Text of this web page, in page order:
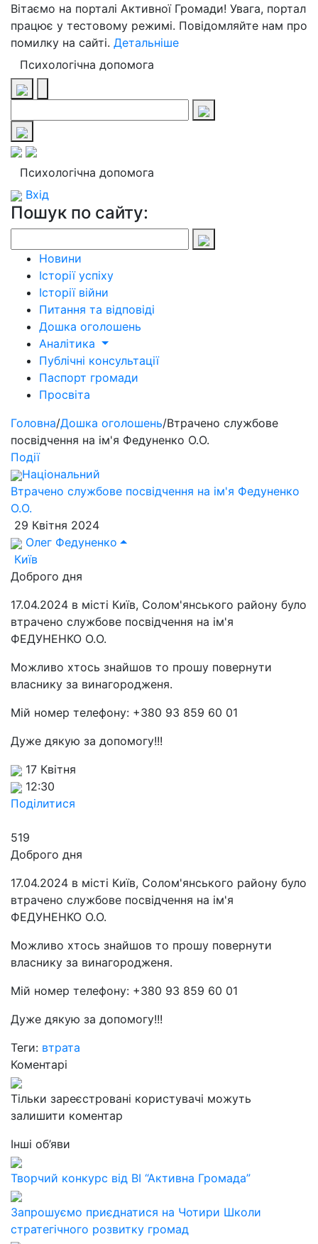
Вітаємо на порталі Активної Громади! Увага, портал
працює у тестовому режимі. Повідомляйте нам про
помилку на сайті. Детальніше
Психологічна допомога
Психологічна допомога
Вхід
Пошук по сайту:
Новини
Історії успіху
Історії війни
Питання та відповіді
Дошка оголошень
Аналітика
Публічні консультації
Паспорт громади
Просвіта
Головна/Дошка оголошень/Втрачено службове
посвідчення на ім'я Федуненко О.О.
Події
Національний
Втрачено службове посвідчення на ім'я Федуненко
О.О.
29 Квітня 2024
Олег Федуненко
Київ
Доброго дня
17.04.2024 в місті Київ, Солом'янського району було
втрачено службове посвідчення на ім'я
ФЕДУНЕНКО О.О.
Можливо хтось знайшов то прошу повернути
власнику за винагородженя.
Мій номер телефону: +380 93 859 60 01
Дуже дякую за допомогу!!!
17 Квітня
12:30
Поділитися
519
Доброго дня
17.04.2024 в місті Київ, Солом'янського району було
втрачено службове посвідчення на ім'я
ФЕДУНЕНКО О.О.
Можливо хтось знайшов то прошу повернути
власнику за винагородженя.
Мій номер телефону: +380 93 859 60 01
Дуже дякую за допомогу!!!
Теги: втрата
Коментарі
Тільки зареєстровані користувачі можуть
залишити коментар
Інші об’яви
Творчий конкурс від ВІ “Активна Громада”
Запрошуємо приєднатися на Чотири Школи
стратегічного розвитку громад